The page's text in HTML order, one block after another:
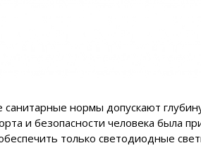
нормы допускают
и безопасности человека была
только светодиодные